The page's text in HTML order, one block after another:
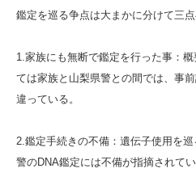
鑑定を巡る争点は大まかに分けて三点
1.家族にも無断で鑑定を行った事：
ては家族と山梨県警との間では、事
違っている。
2.鑑定手続きの不備：遺伝子使用を
警のDNA鑑定には不備が指摘されてい